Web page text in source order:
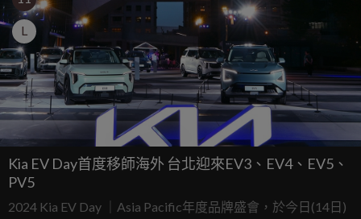
L
Kia EV Day首度移師海外 台北迎來EV3、EV4、EV5、
PV5
2024 Kia EV Day ｜Asia Pacific年度品牌盛會，於今日(14日)